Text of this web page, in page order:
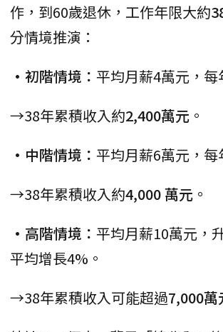
作，到60歲退休，工作年限大約
分情境推演：
•初階情境： 平均月薪4萬元，每
→38年累積收入約2,400萬元 。
•中階情境： 平均月薪6萬元，每
→38年累積收入約4,000 萬元 。
•高階情境： 平均月薪10萬元，
平均增長4%。
→38年累積收入可能超過7,000萬